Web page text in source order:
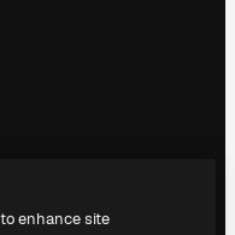
enhance site